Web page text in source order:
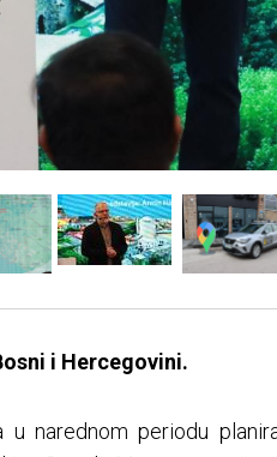
i Hercegovini.
narednom periodu